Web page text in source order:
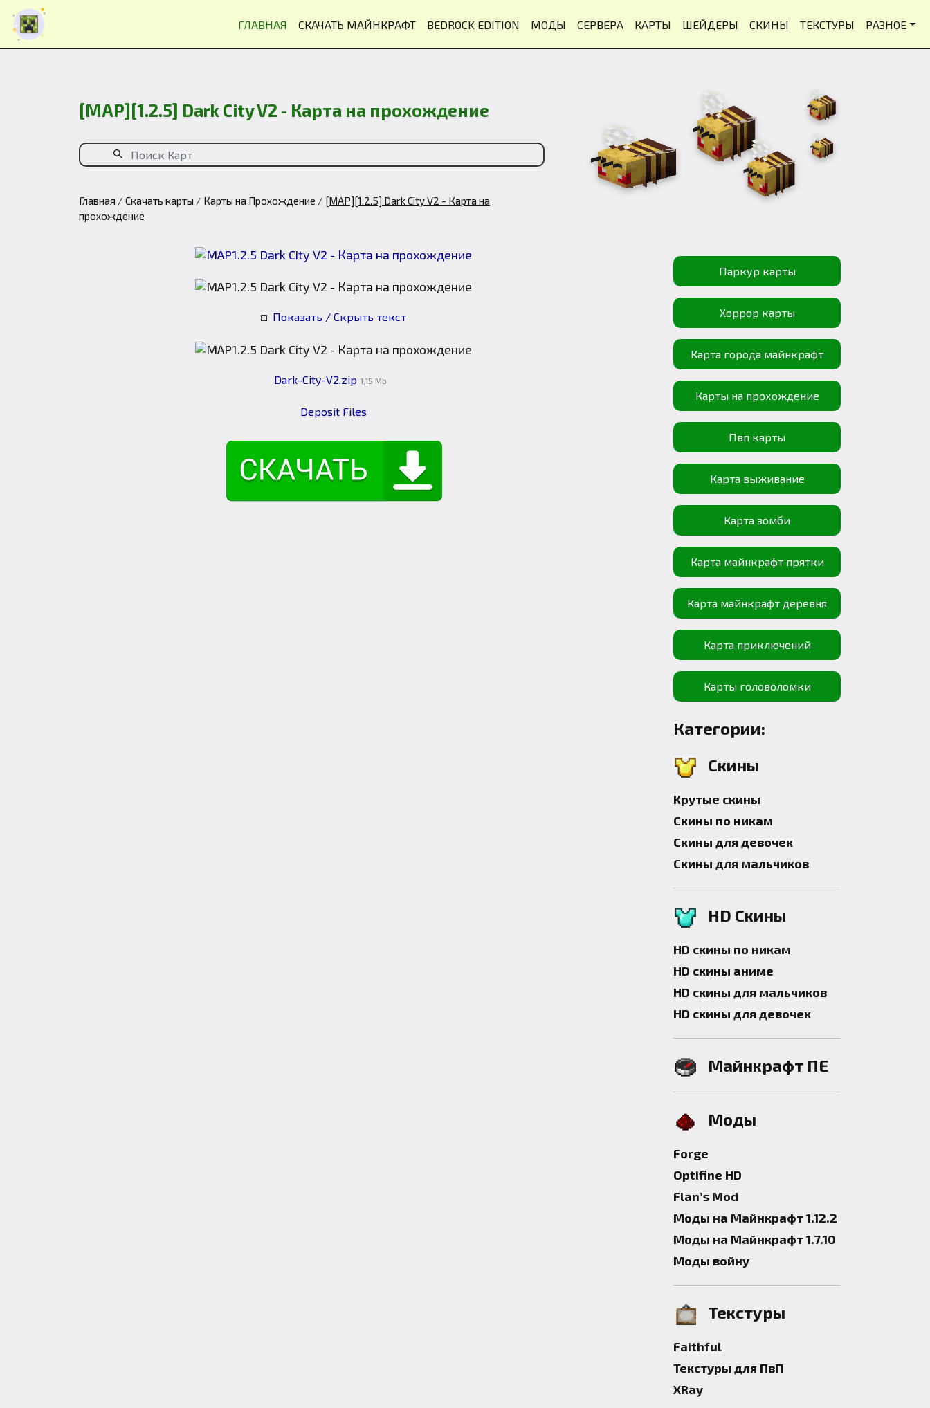
ГЛАВНАЯ СКАЧАТЬ МАЙНКРАФТ BEDROCK EDITION МОДЫ СЕРВЕРА КАРТЫ ШЕЙДЕРЫ СКИНЫ ТЕКСТУРЫ РАЗНОЕ
[MAP][1.2.5] Dark City V2 - Карта на прохождение
Главная Скачать карты Карты на Прохождение
[MAP][1.2.5] Dark City V2 - Карта на
прохождение
Показать / Скрыть текст
Dark-City-V2.zip 1,15 Mb
Deposit Files
Паркур карты
Хоррор карты
Карта города майнкрафт
Карты на прохождение
Пвп карты
Карта выживание
Карта зомби
Карта майнкрафт прятки
Карта майнкрафт деревня
Карта приключений
Карты головоломки
Категории:
Скины
Крутые скины
Скины по никам
Скины для девочек
Скины для мальчиков
HD Скины
HD скины по никам
HD скины аниме
HD скины для мальчиков
HD скины для девочек
Майнкрафт ПЕ
Моды
Forge
Optifine HD
Flan’s Mod
Моды на Майнкрафт 1.12.2
Моды на Майнкрафт 1.7.10
Моды войну
Текстуры
Faithful
Текстуры для ПвП
XRay